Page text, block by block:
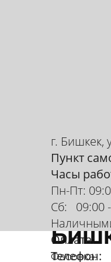
Фасовка:
г. Бишкек,
Пункт
Часы
Пн-Пт:
Сб: 09:00
Оплата:
Телефон: